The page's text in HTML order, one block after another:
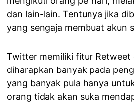
dan lain-lain. Tentunya jika
yang sengaja membuat akun
Twitter memiliki fitur Retweet
diharapkan banyak pada
yang banyak pula hanya
orang tidak akan suka